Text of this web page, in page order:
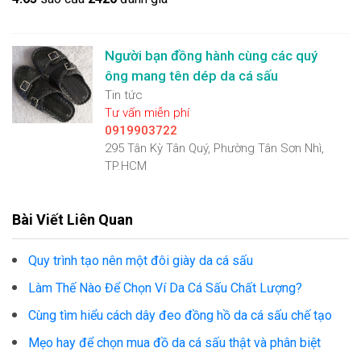
Người bạn đồng hành cùng các quý
ông mang tên dép da cá sấu
Tin tức
Tư vấn miễn phí
0919903722
295 Tân Kỳ Tân Quý, Phường Tân Sơn Nhì,
TP.HCM
Bài Viết Liên Quan
Quy trình tạo nên một đôi giày da cá sấu
Làm Thế Nào Để Chọn Ví Da Cá Sấu Chất Lượng?
Cùng tìm hiểu cách dây đeo đồng hồ da cá sấu chế tạo
Mẹo hay để chọn mua đồ da cá sấu thật và phân biệt